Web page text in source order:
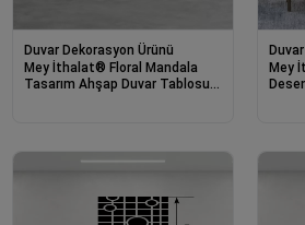
Duvar Dekorasyon Ürünü
Mey İthalat® Floral Mandala
Tasarım Ahşap Duvar Tablosu -
Mey